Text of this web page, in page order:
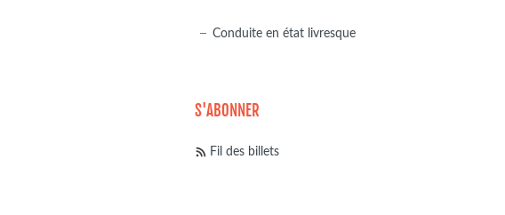
Conduite en état livresque
S'ABONNER
Fil des billets